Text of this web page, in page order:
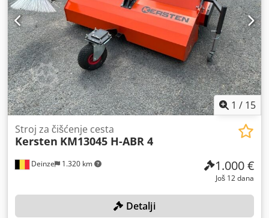
1 / 15
Deinze 1.320 km
Stroj za čišćenje cesta
Kersten KM13045 H-ABR 4
1.000 €
Još 12 dana
Detalji